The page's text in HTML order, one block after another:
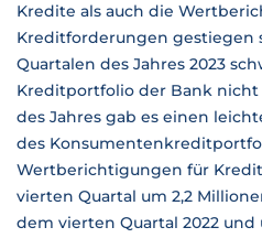
Kredite als auch die
Kreditforderungen gestiegen
Quartalen des Jahres 2023
Kreditportfolio der Bank nicht
des Jahres gab es einen
des
Wertberichtigungen für
vierten Quartal um 2,2
dem vierten Quartal 2022 und